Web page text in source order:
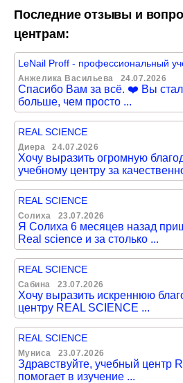
Последние отзывы и
центрам:
LeNail Proff - профессиональный
Анжелика Васильева 24.07.2026
Спасибо Вам за всё. ❤️ Вы
больше, чем просто ...
REAL SCIENCE
Диера 24.07.2026
Хочу выразить огромную
учебному центру за
REAL SCIENCE
Солиха 23.07.2026
Я Солиха 6 месяцев назад
Real science и за столько ...
REAL SCIENCE
Сабина 23.07.2026
Хочу выразить искреннюю
центру REAL SCIENCE ...
REAL SCIENCE
Муниса 23.07.2026
Здравствуйте, учебный центр
помогает в изучение ...